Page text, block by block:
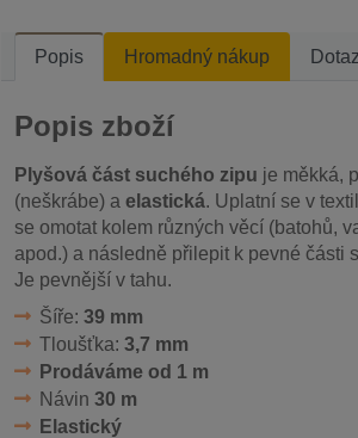
Popis Hromadný nákup
Popis zboží
Plyšová část suchého zipu je měkká,
(neškrábe) a elastická. Uplatní se v
se omotat kolem různých věcí (batohů,
apod.) a následně přilepit k pevné části
Je pevnější v tahu.
Šíře: 39 mm
Tloušťka: 3,7 mm
Prodáváme od 1 m
Návin 30 m
Elastický